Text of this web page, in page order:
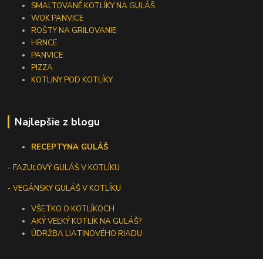
SMALTOVANÉ KOTLÍKY NA GULÁŠ
WOK PANVICE
ROŠTY NA GRILOVANIE
HRNCE
PANVICE
PIZZA
KOTLINY POD KOTLÍKY
Najlepšie z blogu
RECEPTYNA GULÁŠ
-FAZUĽOVÝ GULÁŠ V KOTLÍKU
- VEGÁNSKY GULÁŠ V KOTLÍKU
VŠETKO O KOTLÍKOCH
AKÝ VEĽKÝ KOTLÍK NA GULÁŠ?
ÚDRŽBA LIATINOVÉHO RIADU